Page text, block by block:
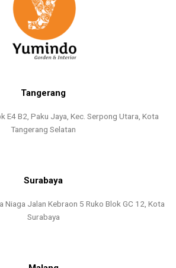
Tangerang
E4 B2, Paku Jaya, Kec. Serpong Utara, Kota
Tangerang Selatan
Surabaya
Niaga Jalan Kebraon 5 Ruko Blok GC 12, Kota
Surabaya